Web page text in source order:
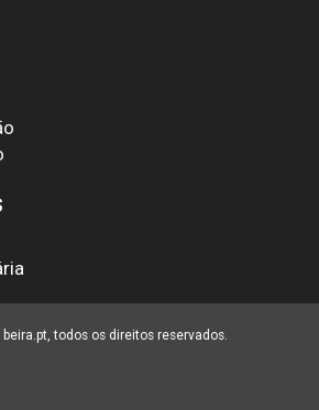
todos os direitos reservados.